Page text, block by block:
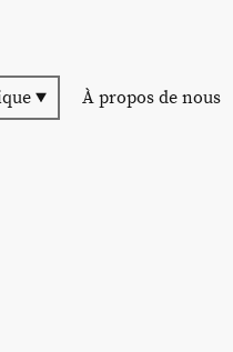
À propos de nous